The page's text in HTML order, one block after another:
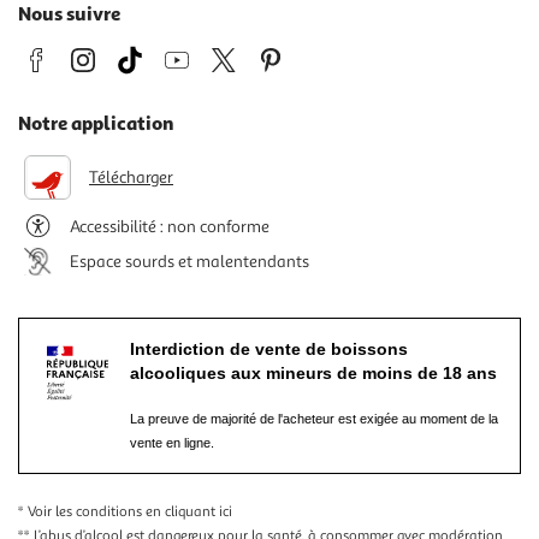
Nous suivre
Notre application
Télécharger
Accessibilité : non conforme
Espace sourds et malentendants
Interdiction de vente de boissons
alcooliques aux mineurs de moins de 18 ans
La preuve de majorité de l'acheteur est exigée au moment de la
vente en ligne.
* Voir les conditions en cliquant ici